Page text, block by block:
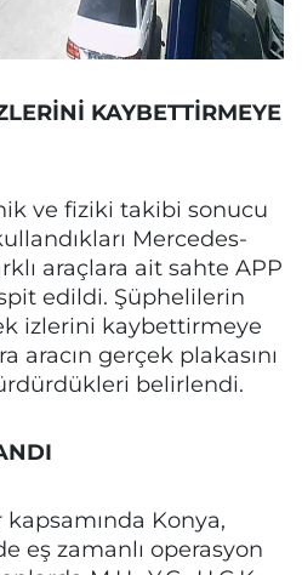
KAYBETTİRMEYE
ve fiziki takibi sonucu
Mercedes-
araçlara ait sahte APP
edildi. Şüphelilerin
izlerini kaybettirmeye
aracın gerçek plakasını
belirlendi.
Konya,
eş zamanlı operasyon